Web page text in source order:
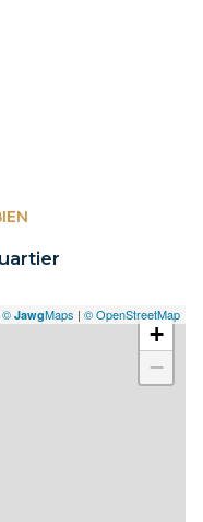
+
−
© JawgMaps | © OpenStreetMap